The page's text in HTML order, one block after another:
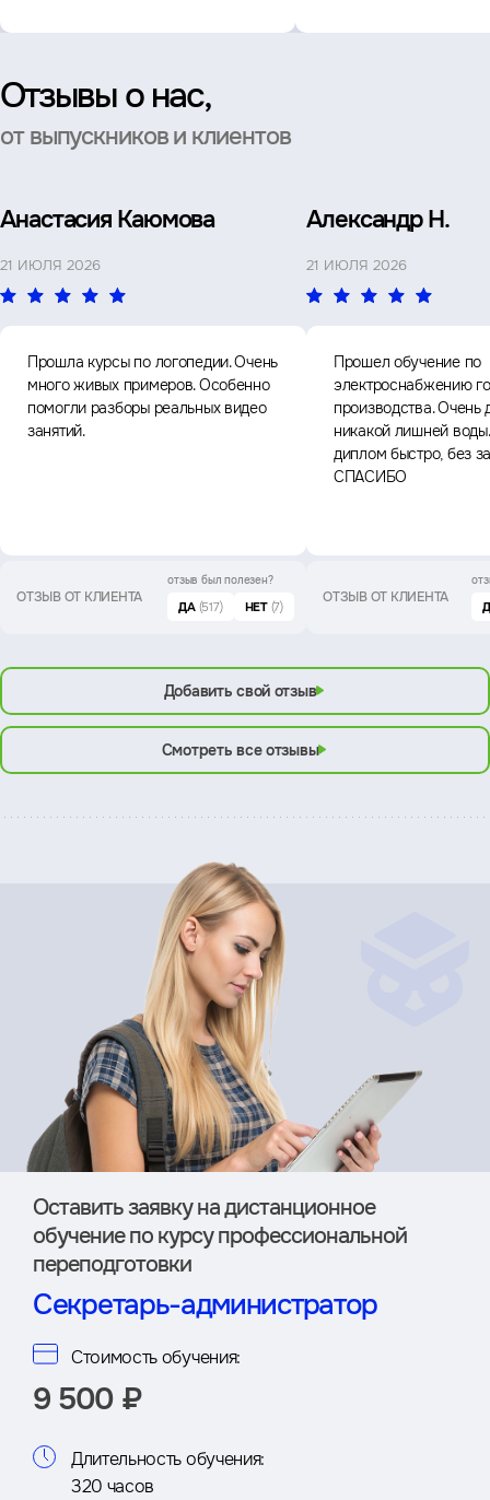
Отзывы о нас,
от выпускников и клиентов
Анастасия Каюмова
21 ИЮЛЯ 2026
Прошла курсы по логопедии. Очень
много живых примеров. Особенно
помогли разборы реальных видео
занятий.
ОТЗЫВ ОТ КЛИЕНТА
отзыв был полезен?
ДА (517) НЕТ (7)
Александр Н.
21 ИЮЛЯ 2026
Прошел обучение по
электроснабжению
производства. Очень
никакой лишней
диплом быстро, без
СПАСИБО
ОТЗЫВ ОТ КЛИЕНТА
Добавить свой отзыв
Смотреть все отзывы
Оставить заявку на дистан­ционное
обучение по курсу профессиональной
переподготовки
Секретарь-администратор
Стоимость обучения:
9 500 ₽
Длительность обучения:
320 часов